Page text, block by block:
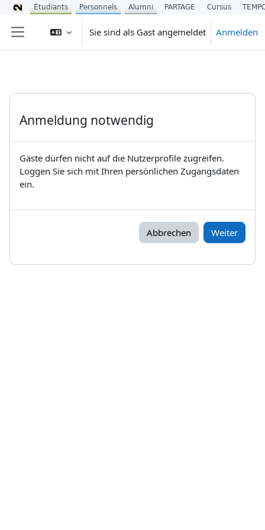
Website-Übersicht
Sie sind als Gast angemeldet Anmelden
Anmeldung notwendig
Gäste dürfen nicht auf die Nutzerprofile zugreifen.
Loggen Sie sich mit Ihren persönlichen Zugangsdaten
ein.
Abbrechen Weiter
Étudiants Personnels Alumni PARTAGE Cursus